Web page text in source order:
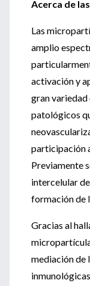
Acerca de
Las
amplio
activación y
gran
patológicos
participación
Previamente
intercelular
formación de
Gracias al
mediación de